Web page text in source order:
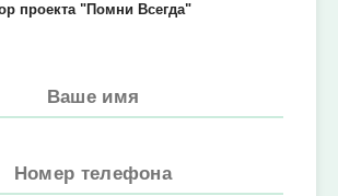
проекта "Помни Всегда"